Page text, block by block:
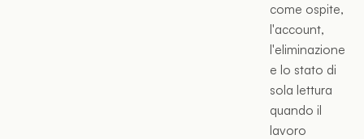
come ospite,
l'account,
l'eliminazione
e lo stato di
sola lettura
quando il
lavoro